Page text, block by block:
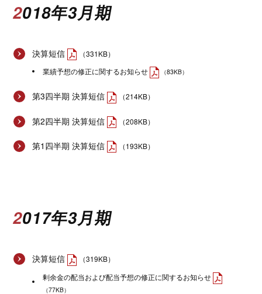
2018年3月期
決算短信
（331KB）
業績予想の修正に関するお知らせ
（83KB）
第3四半期 決算短信 （214KB）
第2四半期 決算短信 （208KB）
第1四半期 決算短信 （193KB）
2017年3月期
決算短信
（319KB）
剰余金の配当および配当予想の修正に関するお知らせ
（77KB）